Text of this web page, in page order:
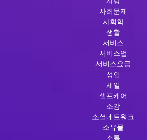
사회문제
사회학
생활
서비스
서비스업
서비스요금
성인
세일
셀프케어
소감
소셜네트워크
소유물
소통